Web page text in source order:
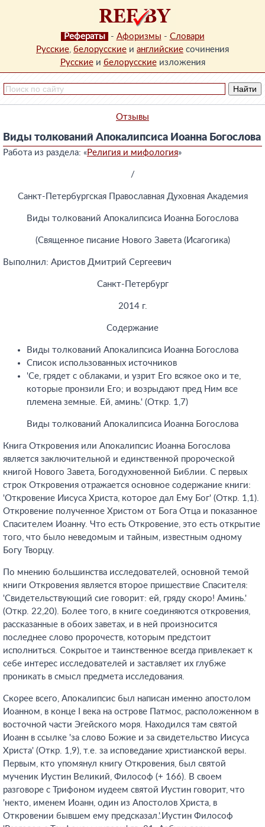
Рефераты - Афоризмы - Словари
Русские, белорусские и английские сочинения
Русскиеи белорусскиеизложения
Отзывы
Виды толкований Апокалипсиса Иоанна Богослова
Работа из раздела: «Религия и мифология»
/
Санкт-Петербургская Православная Духовная Академия
Виды толкований Апокалипсиса Иоанна Богослова
(Священное писание Нового Завета (Исагогика)
Выполнил: Аристов Дмитрий Сергеевич
Санкт-Петербург
2014 г.
Содержание
Виды толкований Апокалипсиса Иоанна Богослова
Список использованных источников
'Се, грядет с облаками, и узрит Его всякое око и те,
которые пронзили Его; и возрыдают пред Ним все
племена земные. Ей, аминь.' (Откр. 1,7)
Виды толкований Апокалипсиса Иоанна Богослова
Книга Откровения или Апокалипсис Иоанна Богослова
является заключительной и единственной пророческой
книгой Нового Завета, Богодухновенной Библии. С первых
строк Откровения отражается основное содержание книги:
'Откровение Иисуса Христа, которое дал Ему Бог' (Откр. 1,1).
Откровение полученное Христом от Бога Отца и показанное
Спасителем Иоанну. Что есть Откровение, это есть открытие
того, что было неведомым и тайным, известным одному
Богу Творцу.
По мнению большинства исследователей, основной темой
книги Откровения является второе пришествие Спасителя:
'Свидетельствующий сие говорит: ей, гряду скоро! Аминь.'
(Откр. 22,20). Более того, в книге соединяются откровения,
рассказанные в обоих заветах, и в ней произносится
последнее слово пророчеств, которым предстоит
исполниться. Сокрытое и таинственное всегда привлекает к
себе интерес исследователей и заставляет их глубже
проникать в смысл предмета исследования.
Скорее всего, Апокалипсис был написан именно апостолом
Иоанном, в конце I века на острове Патмос, расположенном в
восточной части Эгейского моря. Находился там святой
Иоанн в ссылке 'за слово Божие и за свидетельство Иисуса
Христа' (Откр. 1,9), т.е. за исповедание христианской веры.
Первым, кто упомянул книгу Откровения, был святой
мученик Иустин Великий, Философ (+ 166). В своем
разговоре с Трифоном иудеем святой Иустин говорит, что
'некто, именем Иоанн, один из Апостолов Христа, в
Откровении бывшем ему предсказал.'.Иустин Философ